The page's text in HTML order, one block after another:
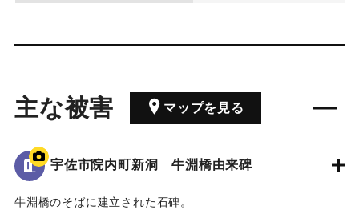
主な被害 マップを見る
宇佐市院内町新洞 牛淵橋由来碑
牛淵橋のそばに建立された石碑。